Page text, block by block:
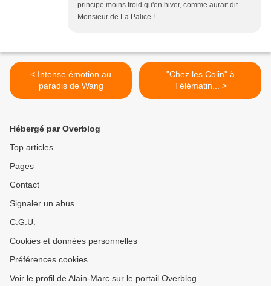
principe moins froid qu'en hiver, comme aurait dit
Monsieur de La Palice !
< Intense émotion au
paradis de Wang
"Chez les Colin" à
Télématin... >
Hébergé par Overblog
Top articles
Pages
Contact
Signaler un abus
C.G.U.
Cookies et données personnelles
Préférences cookies
Voir le profil de Alain-Marc sur le portail Overblog